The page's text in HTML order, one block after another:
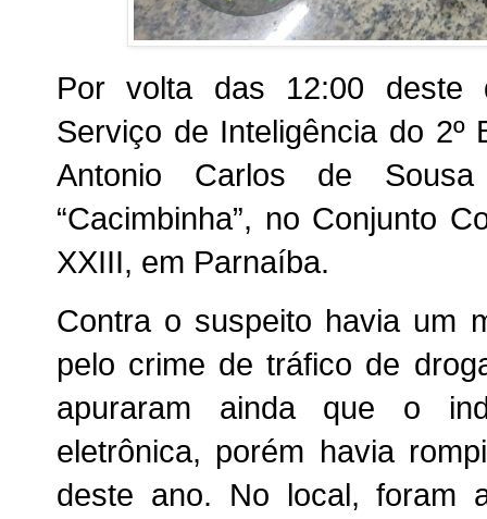
Por volta das 12:00 deste
Serviço de Inteligência do 2º
Antonio Carlos de
“Cacimbinha”, no Conjunto
XXIII, em Parnaíba.
Contra o suspeito havia um
pelo crime de tráfico de
apuraram ainda que o
eletrônica, porém havia
deste ano. No local, foram